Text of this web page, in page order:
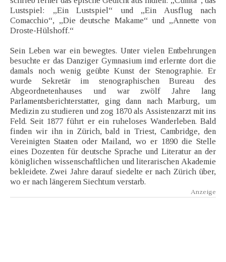
Lustspiel: „Ein Lustspiel“ und „Ein Ausflug nach
Comacchio“, „Die deutsche Makame“ und „Annette von
Droste-Hülshoff.“
Sein Leben war ein bewegtes. Unter vielen Entbehrungen
besuchte er das Danziger Gymnasium imd erlernte dort die
damals noch wenig geübte Kunst der Stenographie. Er
wurde Sekretär im stenographischen Bureau des
Abgeordnetenhauses und war zwölf Jahre lang
Parlamentsberichterstatter, ging dann nach Marburg, um
Medizin zu studieren und zog 1870 als Assistenzarzt mit ins
Feld. Seit 1877 führt er ein ruheloses Wanderleben. Bald
finden wir ihn in Zürich, bald in Triest, Cambridge, den
Vereinigten Staaten oder Mailand, wo er 1890 die Stelle
eines Dozenten für deutsche Sprache und Literatur an der
königlichen wissenschaftlichen und literarischen Akademie
bekleidete. Zwei Jahre darauf siedelte er nach Zürich über,
wo er nach längerem Siechtum verstarb.